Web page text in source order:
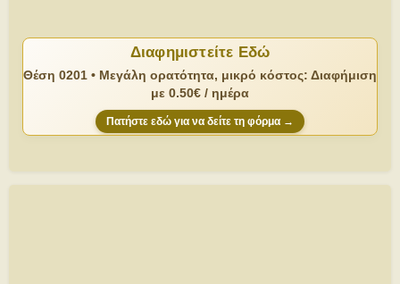
Διαφημιστείτε Εδώ
Θέση 0201 • Μεγάλη ορατότητα, μικρό κόστος: Διαφήμιση
με 0.50€ / ημέρα
Πατήστε εδώ για να δείτε τη φόρμα →